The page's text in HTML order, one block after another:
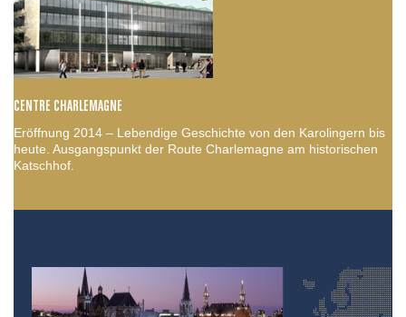
CENTRE CHARLEMAGNE
Eröffnung 2014 – Lebendige Geschichte von den Karolingern bis
heute. Ausgangspunkt der Route Charlemagne am historischen
Katschhof.